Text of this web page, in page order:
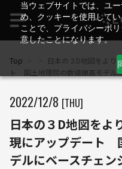
当ウェブサイトでは、ユ
め、クッキーを使用して
ことで、プライバシーポ
意したことになります。
Top
日本の３D地図をより
ト 国土地理院の数値標高モデル
2022/12/8 [THU]
日本の３D地図をよ
現にアップデート
デルにベースチェン